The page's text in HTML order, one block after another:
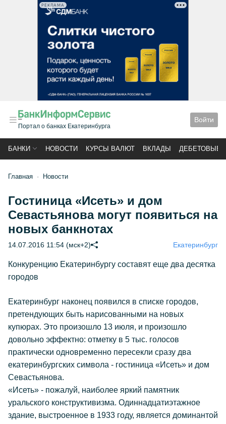
РЕКЛАМА
Портал о банках Екатеринбурга
Войти
БАНКИ НОВОСТИ КУРСЫ ВАЛЮТ ВКЛАДЫ ДЕБЕТОВЫЕ
Главная Новости
Гостиница «Исеть» и дом
Севастьянова могут появиться на
новых банкнотах
14.07.2016 11:54 (мск+2) Екатеринбург
Конкуренцию Екатеринбургу составят еще два десятка
городов
Екатеринбург наконец появился в списке городов,
претендующих быть нарисованными на новых
купюрах. Это произошло 13 июля, и произошло
довольно эффектно: отметку в 5 тыс. голосов
практически одновременно пересекли сразу два
екатеринбургских символа - гостиница «Исеть» и дом
Севастьянова.
«Исеть» - пожалуй, наиболее яркий памятник
уральского конструктивизма. Одиннадцатиэтажное
здание, выстроенное в 1933 году, является доминантой